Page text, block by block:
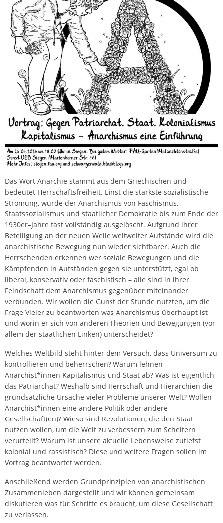
Das Wort Anarchie stammt aus dem Griechischen und
bedeutet Herrschaftsfreiheit. Einst die stärkste sozialistische
Strömung, wurde der Anarchismus von Faschismus,
Staatssozialismus und staatlicher Demokratie bis zum Ende der
1930er–Jahre fast vollständig ausgelöscht. Aufgrund ihrer
Beteiligung an der neuen Welle weltweiter Aufstände wird die
anarchistische Bewegung nun wieder sichtbarer. Auch die
Herrschenden erkennen wer soziale Bewegungen und die
Kämpfenden in Aufständen gegen sie unterstützt, egal ob
liberal, konservativ oder faschistisch – alle sind in ihrer
Feindschaft dem Anarchismus gegenüber miteinander
verbunden. Wir wollen die Gunst der Stunde nutzten, um die
Frage Vieler zu beantworten was Anarchismus überhaupt ist
und worin er sich von anderen Theorien und Bewegungen (vor
allem der staatlichen Linken) unterscheidet?
Welches Weltbild steht hinter dem Versuch, dass Universum zu
kontrollieren und beherrschen? Warum lehnen
Anarchist*innen Kapitalismus und Staat ab? Was ist eigentlich
das Patriarchat? Weshalb sind Herrschaft und Hierarchien die
grundsätzliche Ursache vieler Probleme unserer Welt? Wollen
Anarchist*innen eine andere Politik oder andere
Gesellschaft(en)? Wieso sind Revolutionen, die den Staat
nutzen wollen, um die Welt zu verbessern zum Scheitern
verurteilt? Warum ist unsere aktuelle Lebensweise zutiefst
kolonial und rassistisch? Diese und weitere Fragen sollen im
Vortrag beantwortet werden.
Anschließend werden Grundprinzipien von anarchistischen
Zusammenleben dargestellt und wir können gemeinsam
diskutieren was für Schritte es braucht, um diese Gesellschaft
zu verlassen.